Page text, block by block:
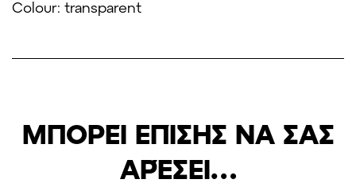
Colour: transparent
ΜΠΟΡΕΊ ΕΠΊΣΗΣ ΝΑ ΣΑΣ
ΑΡΈΣΕΙ…